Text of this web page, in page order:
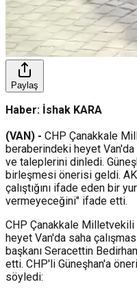
Paylaş
Haber: İshak KARA
(VAN) - CHP Çanakkale
beraberindeki heyet Van'da
ve taleplerini dinledi.
birleşmesi önerisi geldi.
çalıştığını ifade eden bir
vermeyeceğini" ifade etti.
CHP Çanakkale
heyet Van'da saha
başkanı Seracettin
etti. CHP'li Güneşhan'a
söyledi: